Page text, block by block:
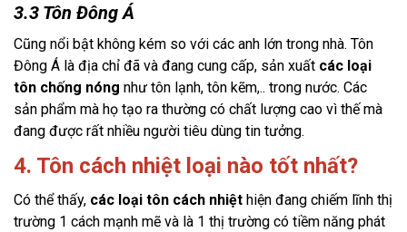
3.3 Tôn Đông Á
Cũng nổi bật không kém so với các anh lớn trong nhà. Tôn
Đông Á là địa chỉ đã và đang cung cấp, sản xuất các loại
tôn chống nóng như tôn lạnh, tôn kẽm,.. trong nước. Các
sản phẩm mà họ tạo ra thường có chất lượng cao vì thế mà
đang được rất nhiều người tiêu dùng tin tưởng.
4. Tôn cách nhiệt loại nào tốt nhất?
Có thể thấy, các loại tôn cách nhiệt hiện đang chiếm lĩnh thị
trường 1 cách mạnh mẽ và là 1 thị trường có tiềm năng phát